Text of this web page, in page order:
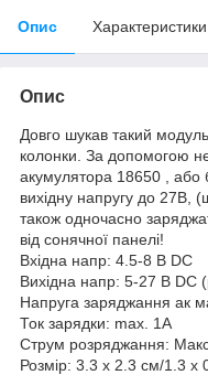
Опис Характеристики
Опис
Довго шукав такий
колонки. За допомогою
акумулятора 18650 , або
вихідну напругу до 27В,
також одночасно
від сонячної панелі!
Вхідна напр: 4.5-8 В DC
Вихідна напр: 5-27 В DC
Напруга заряджання ак
Ток зарядки: max. 1A
Струм розряджання:
Розмір: 3.3 х 2.3 см/1.3 х